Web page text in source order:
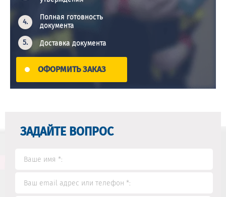
Полная готовность
документа
Доставка документа
ОФОРМИТЬ ЗАКАЗ
ЗАДАЙТЕ ВОПРОС